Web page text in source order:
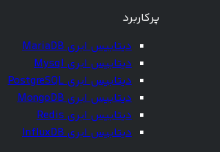
پرکاربرد
دیتابیس ابری MariaDB
دیتابیس ابری Mysql
دیتابیس ابری PostgreSQL
دیتابیس ابری MongoDB
دیتابیس ابری Redis
دیتابیس ابری InfluxDB